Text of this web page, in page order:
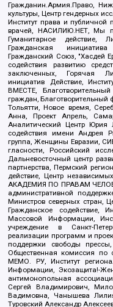
Гражданин.Армия.Право,
культуры, Центр гендерных
Институт права и публичной
врачей, НАСИЛИЮ.НЕТ, Мы
Гуманитарное действие,
Гражданская
Гражданский Союз, "Хасдей
содействия развитию
заключенных, Горячая
инициатив Действие,
ВМЕСТЕ,
граждан,
Тольятти, Новое время,
Анна, Проект Апрель,
Аналитический Центр Юрия
содействия имени Андрея
группа, Женщины Евразии,
гласности, Российский
Дальневосточный центр
партнерства, Пермский
действие, Центр
АКАДЕМИЯ ПО ПРАВАМ
административной
Министров северных стран,
Гражданское содействие,
Массовой Информации,
учреждение в Санкт-
реализации программ и
поддержки свободы
Общественная комиссия по
МЕМО. РУ, Институт
Информации, Экозащита!-
антимонопольная
Сергей Владимирович,
Вадимовна, Чанышева
Туровский Александр